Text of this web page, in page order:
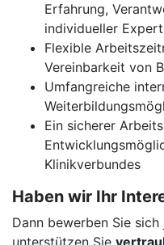
Erfahrung,
individueller
Flexible
Vereinbarkeit von
Umfangreiche
Ein sicherer
Klinikverbundes
Haben wir Ihr
Dann bewerben Sie
unterstützen Sie